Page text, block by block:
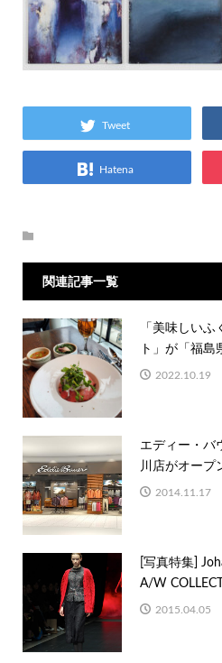
Tweet
Hatena
関連記事一覧
「美味しい
ト」が「福島
2022.10.19
エディー・バ
川店がオープ
2014.11.17
[写真特集]
A/W
2015.04.05